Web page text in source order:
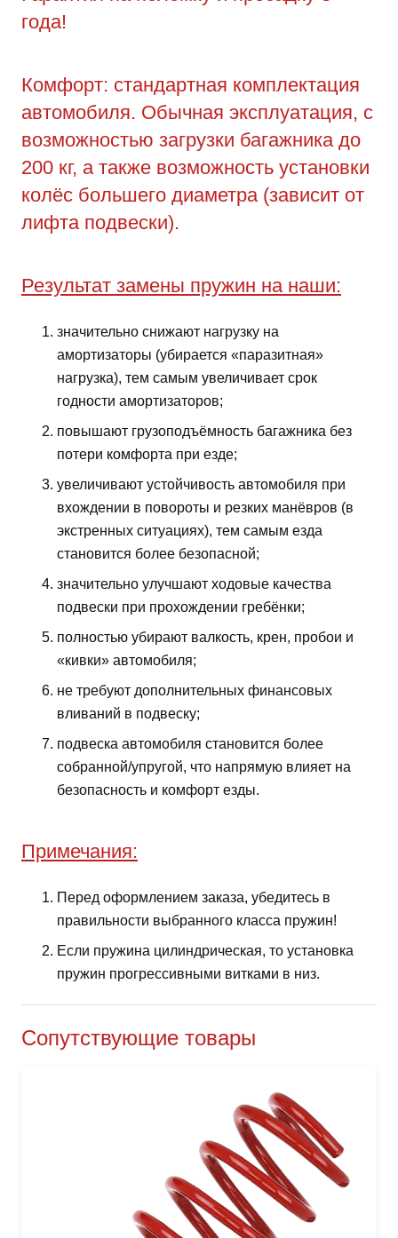
года!
Комфорт: стандартная комплектация
автомобиля. Обычная эксплуатация, с
возможностью загрузки багажника до
200 кг, а также возможность установки
колёс большего диаметра (зависит от
лифта подвески).
Результат замены пружин на наши:
значительно снижают нагрузку на
амортизаторы (убирается «паразитная»
нагрузка), тем самым увеличивает срок
годности амортизаторов;
повышают грузоподъёмность багажника без
потери комфорта при езде;
увеличивают устойчивость автомобиля при
вхождении в повороты и резких манёвров (в
экстренных ситуациях), тем самым езда
становится более безопасной;
значительно улучшают ходовые качества
подвески при прохождении гребёнки;
полностью убирают валкость, крен, пробои и
«кивки» автомобиля;
не требуют дополнительных финансовых
вливаний в подвеску;
подвеска автомобиля становится более
собранной/упругой, что напрямую влияет на
безопасность и комфорт езды.
Примечания:
Перед оформлением заказа, убедитесь в
правильности выбранного класса пружин!
Если пружина цилиндрическая, то установка
пружин прогрессивными витками в низ.
Сопутствующие товары